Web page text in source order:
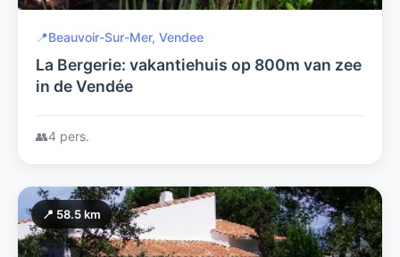
📍Beauvoir-Sur-Mer, Vendee
La Bergerie: vakantiehuis op 800m van zee
in de Vendée
👥4 pers.
📍 58.5 km